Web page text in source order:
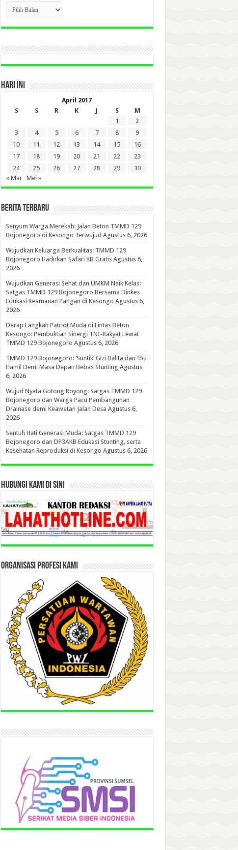
CLICK
BERITA
LAMA
DI
HARI INI
April 2017
S
S R K J S
M
1
2
3
4 5 6 7 8
9
10
11 12 13 14 15
16
17
18 19 20 21 22
23
24
25 26 27 28 29
30
« Mar
Mei »
BERITA TERBARU
Senyum Warga Merekah: Jalan Beton TMMD 129
Bojonegoro di Kesongo Terwujud Agustus 6, 2026
Wujudkan Keluarga Berkualitas: TMMD 129
Bojonegoro Hadirkan Safari KB Gratis Agustus 6,
2026
Wujudkan Generasi Sehat dan UMKM Naik Kelas:
Satgas TMMD 129 Bojonegoro Bersama Dinkes
Edukasi Keamanan Pangan di Kesongo Agustus 6,
2026
Derap Langkah Patriot Muda di Lintas Beton
Kesongo: Pembuktian Sinergi TNI-Rakyat Lewat
TMMD 129 Bojonegoro Agustus 6, 2026
TMMD 129 Bojonegoro: ‘Suntik’ Gizi Balita dan Ibu
Hamil Demi Masa Depan Bebas Stunting Agustus
6, 2026
Wujud Nyata Gotong Royong: Satgas TMMD 129
Bojonegoro dan Warga Pacu Pembangunan
Drainase demi Keawetan Jalan Desa Agustus 6,
2026
Sentuh Hati Generasi Muda: Satgas TMMD 129
Bojonegoro dan DP3AKB Edukasi Stunting, serta
Kesehatan Reproduksi di Kesongo Agustus 6, 2026
HUBUNGI KAMI DI SINI
ORGANISASI PROFESI KAMI